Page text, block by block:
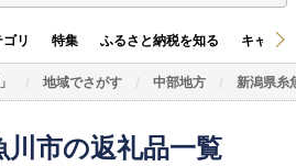
リ 特集 ふるさと納税を知る キャン
地域でさがす 中部地方 新潟県糸
川市の返礼品一覧